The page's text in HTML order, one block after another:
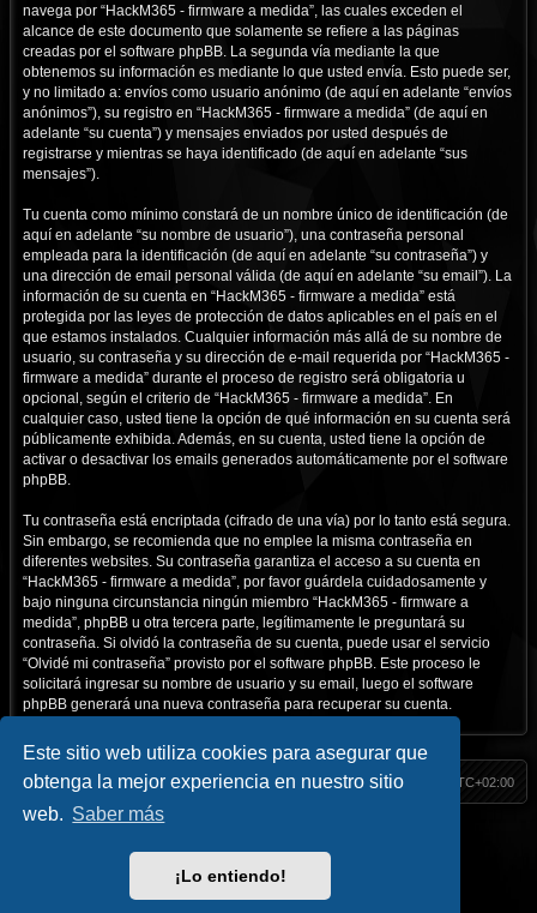
Este sitio web utiliza cookies para asegurar que
obtenga la mejor experiencia en nuestro sitio
web. Saber más
¡Lo entiendo!
navega por “HackM365 - firmware a medida”, las cuales exceden el
alcance de este documento que solamente se refiere a las páginas
creadas por el software phpBB. La segunda vía mediante la que
obtenemos su información es mediante lo que usted envía. Esto puede ser,
y no limitado a: envíos como usuario anónimo (de aquí en adelante “envíos
anónimos”), su registro en “HackM365 - firmware a medida” (de aquí en
adelante “su cuenta”) y mensajes enviados por usted después de
registrarse y mientras se haya identificado (de aquí en adelante “sus
mensajes”).
Tu cuenta como mínimo constará de un nombre único de identificación (de
aquí en adelante “su nombre de usuario”), una contraseña personal
empleada para la identificación (de aquí en adelante “su contraseña”) y
una dirección de email personal válida (de aquí en adelante “su email”). La
información de su cuenta en “HackM365 - firmware a medida” está
protegida por las leyes de protección de datos aplicables en el país en el
que estamos instalados. Cualquier información más allá de su nombre de
usuario, su contraseña y su dirección de e-mail requerida por “HackM365 -
firmware a medida” durante el proceso de registro será obligatoria u
opcional, según el criterio de “HackM365 - firmware a medida”. En
cualquier caso, usted tiene la opción de qué información en su cuenta será
públicamente exhibida. Además, en su cuenta, usted tiene la opción de
activar o desactivar los emails generados automáticamente por el software
phpBB.
Tu contraseña está encriptada (cifrado de una vía) por lo tanto está segura.
Sin embargo, se recomienda que no emplee la misma contraseña en
diferentes websites. Su contraseña garantiza el acceso a su cuenta en
“HackM365 - firmware a medida”, por favor guárdela cuidadosamente y
bajo ninguna circunstancia ningún miembro “HackM365 - firmware a
medida”, phpBB u otra tercera parte, legítimamente le preguntará su
contraseña. Si olvidó la contraseña de su cuenta, puede usar el servicio
“Olvidé mi contraseña” provisto por el software phpBB. Este proceso le
solicitará ingresar su nombre de usuario y su email, luego el software
phpBB generará una nueva contraseña para recuperar su cuenta.
HackM365 Índice Todos los horarios son UTC+02:00
// Youtube // Telegram